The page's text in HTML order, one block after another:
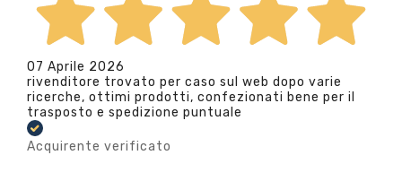
07 Aprile 2026
rivenditore trovato per caso sul web dopo varie
ricerche, ottimi prodotti, confezionati bene per il
trasposto e spedizione puntuale
Acquirente verificato